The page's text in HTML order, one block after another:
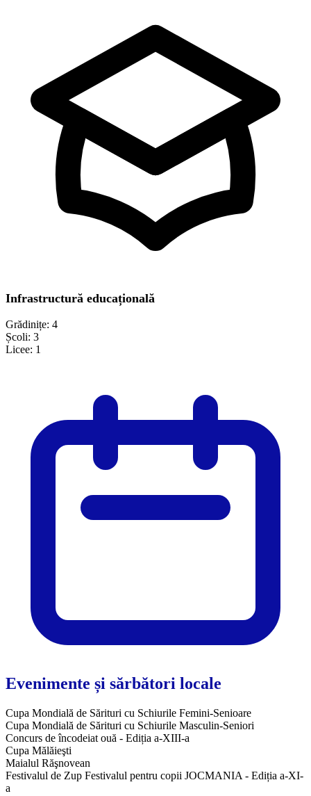
Infrastructură educațională
Grădinițe: 4
Școli: 3
Licee: 1
Evenimente și sărbători locale
Cupa Mondială de Sărituri cu Schiurile Femini-Senioare
Cupa Mondială de Sărituri cu Schiurile Masculin-Seniori
Concurs de încodeiat ouă - Ediția a-XIII-a
Cupa Mălăieşti
Maialul Răşnovean
Festivalul de Zup Festivalul pentru copii JOCMANIA - Ediția a-XI-
a